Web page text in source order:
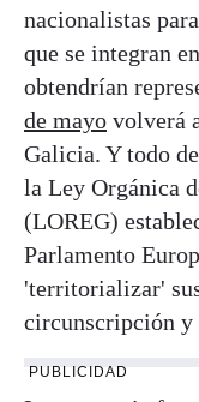
nacionalistas
que se integran
obtendrían
de mayo volverá
Galicia. Y todo
la Ley Orgánica
(LOREG)
Parlamento
'territorializar'
circunscripción y
PUBLICIDAD